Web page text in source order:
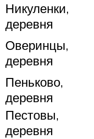
Никуленки,
деревня
Оверинцы,
деревня
Пеньково,
деревня
Пестовы,
деревня